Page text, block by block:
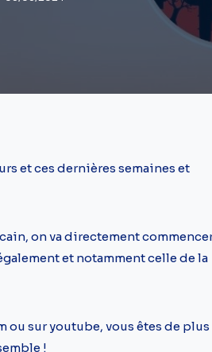
et ces dernières semaines et
on va directement
et notamment celle de la
sur youtube, vous êtes de plus
!